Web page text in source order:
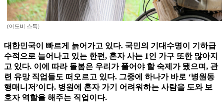
(어도비 스톡)
대한민국이 빠르게 늙어가고 있다. 국민의 기대수명이 기하급
수적으로 늘어나고 있는 한편, 혼자 사는 1인 가구 또한 많아지
고 있다. 이에 따라 돌봄은 우리가 풀어야 할 숙제가 됐으며, 관
련 유망 직업들도 떠오르고 있다. 그중에 하나가 바로 ‘병원동
행매니저’이다. 병원에 혼자 가기 어려워하는 사람을 도와 보
호자 역할을 해주는 직업이다.